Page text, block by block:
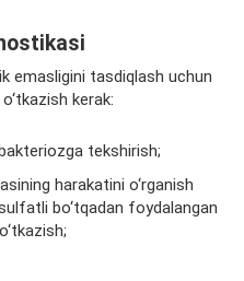
emasligini tasdiqlash uchun
kerak:
tekshirish;
harakatini o‘rganish
bo‘tqadan foydalangan